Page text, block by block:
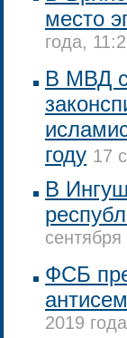
место
года,
В МВД
году 17
В
ФСБ
2019